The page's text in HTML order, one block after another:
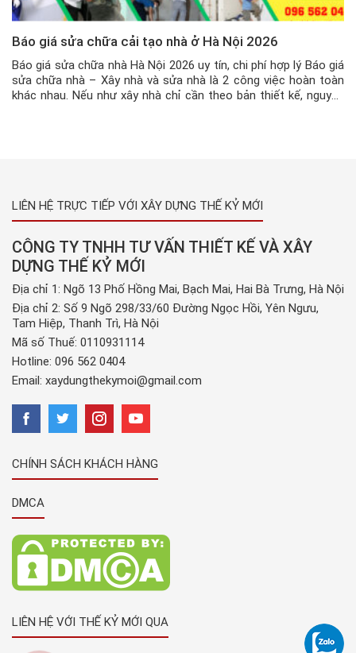
Báo giá sửa chữa cải tạo nhà ở Hà Nội 2026
Báo giá sửa chữa nhà Hà Nội 2026 uy tín, chi phí hợp lý Báo giá
sửa chữa nhà – Xây nhà và sửa nhà là 2 công việc hoàn toàn
khác nhau. Nếu như xây nhà chỉ cần theo bản thiết kế, nguyên
LIÊN HỆ TRỰC TIẾP VỚI XÂY DỰNG THẾ KỶ MỚI
CÔNG TY TNHH TƯ VẤN THIẾT KẾ VÀ XÂY
DỰNG THẾ KỶ MỚI
Địa chỉ 1: Ngõ 13 Phố Hồng Mai, Bạch Mai, Hai Bà Trưng, Hà Nội
Địa chỉ 2: Số 9 Ngõ 298/33/60 Đường Ngọc Hồi, Yên Ngưu,
Tam Hiệp, Thanh Trì, Hà Nội
Mã số Thuế: 0110931114
Hotline: 096 562 0404
Email: xaydungthekymoi@gmail.com
CHÍNH SÁCH KHÁCH HÀNG
DMCA
LIÊN HỆ VỚI THẾ KỶ MỚI QUA